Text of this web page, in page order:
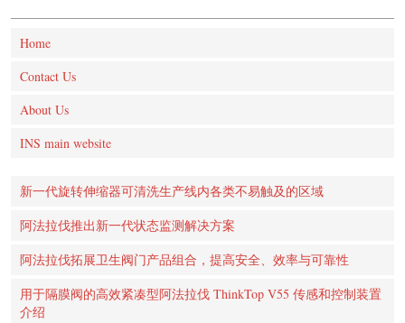
Home
Contact Us
About Us
INS main website
新一代旋转伸缩器可清洗生产线内各类不易触及的区域
阿法拉伐推出新一代状态监测解决方案
阿法拉伐拓展卫生阀门产品组合，提高安全、效率与可靠性
用于隔膜阀的高效紧凑型阿法拉伐 ThinkTop V55 传感和控制装置
介绍